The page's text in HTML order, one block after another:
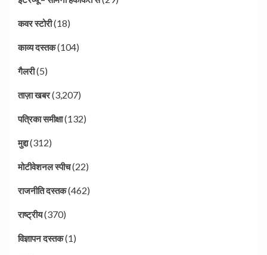
कवर स्टोरी(18)
काव्य दस्तक(104)
गैलरी(5)
ताज़ा खबर(3,207)
पत्रिका समीक्षा(132)
मुद्दा(312)
मोटीवेशनल स्पीच(22)
राजनीति दस्तक(462)
राष्ट्रीय(370)
विज्ञापन दस्तक(1)